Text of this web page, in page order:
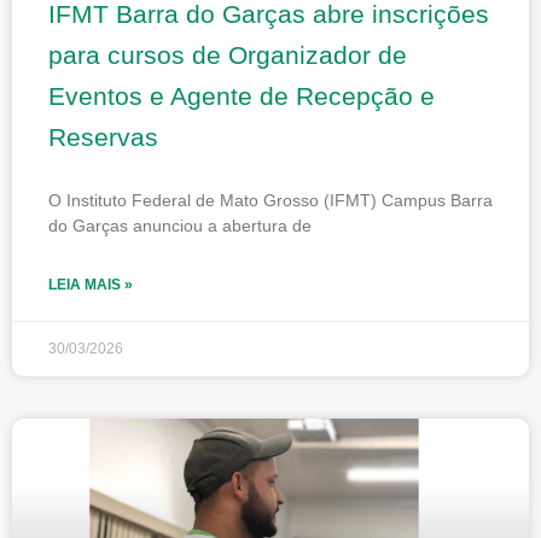
IFMT Barra do Garças abre inscrições
para cursos de Organizador de
Eventos e Agente de Recepção e
Reservas
O Instituto Federal de Mato Grosso (IFMT) Campus Barra
do Garças anunciou a abertura de
LEIA MAIS »
30/03/2026